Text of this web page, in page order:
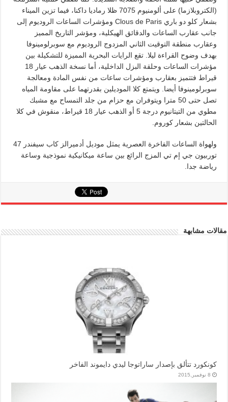
(الكتروبلازما) على ألومنيوم 7075 ظلا رماديا داكنا، فيما تزين الميناء
بشعار كلو دو باري Clous de Paris ومؤشرات الساعات الروديوم إلى
جانب عقارب الساعات والدقائق الهيكلية، ومؤشر التاريخ المميز
وعقارب منطقة التوقيت الثاني المزدوج الروديوم مع سوبرلومينوفا
بهدف وضوح القراءة ليلا. تقع الرايات البحرية المميزة للتشكيلة بين
مؤشرات الساعات وحلقة البزل الداخلية، أما نسخة الذهب عيار 18
قيراط فتتميز بعقارب ومؤشرات ساعات من نفس المادة ومعالجة
سوبرلومينوفا أيضا. ويتمتع كلا الموديلين بقدرتهما على مقاومة المياه
تصل حتى 50 مترا ويتوفران مع حزام من جلد التمساح مع مشبك
مطوي من التيتانيوم درجة 5 أو الذهب عيار 18 قيراط، منقوش في كلا
الحالتين بشعار كوروم.
ولهواة الساعات الفاخرة العصرية يمثل موديل أدميرالز كاب سيفندر 47
توربيون جي إم تي المزج الرائع بين ساعة ميكانيكية نموذجية وساعة
رياضة جدا.
مقالات مشابهة
كونكورد تتألق بإصدار ساراتوجا ليدي دايموند الفاخر
8 نوفمبر,2015